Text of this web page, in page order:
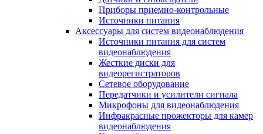
Приборы приемно-контрольные
Источники питания
Аксессуары для систем видеонаблюдения
Источники питания для систем
видеонаблюдения
Жесткие диски для
видеорегистраторов
Сетевое оборудование
Передатчики и усилители сигнала
Микрофоны для видеонаблюдения
Инфракрасные прожекторы для камер
видеонаблюдения